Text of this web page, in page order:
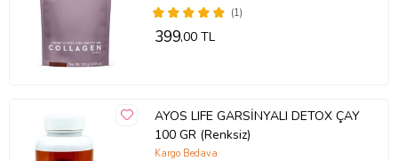
(1)
399,00 TL
AYOS LIFE GARSİNYALI DETOX ÇAY
100 GR (Renksiz)
Kargo Bedava